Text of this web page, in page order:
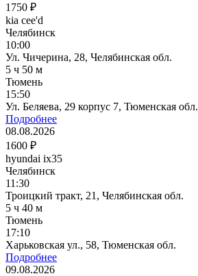
1750 ₽
kia cee'd
Челябинск
10:00
Ул. Чичерина, 28, Челябинская обл.
5 ч 50 м
Тюмень
15:50
Ул. Беляева, 29 корпус 7, Тюменская обл.
Подробнее
08.08.2026
1600 ₽
hyundai ix35
Челябинск
11:30
Троицкий тракт, 21, Челябинская обл.
5 ч 40 м
Тюмень
17:10
Харьковская ул., 58, Тюменская обл.
Подробнее
09.08.2026